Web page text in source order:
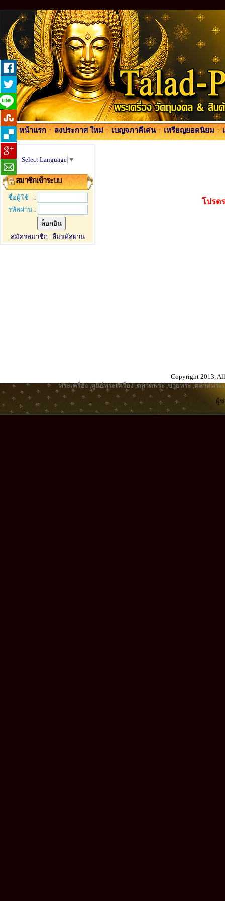
หน้าแรก : ลงประกาศ ใหม่ : เบญจภาคีเด่น : เหรียญยอดนิยม :
Select Language ▼
สมาชิกเข้าระบบ
ชื่อผู้ใช้
:
รหัสผ่าน :
สมัครสมาชิก | ลืมรหัสผ่าน
โปรด
Copyright 2013,
พระเครื่อง ,ศูนย์พระเครื่อง,ตลาดพระ ,ขายพระ ,ตลาดพระ
ผู้